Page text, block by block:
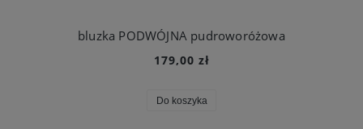
bluzka PODWÓJNA pudroworóżowa
179,00 zł
Do koszyka